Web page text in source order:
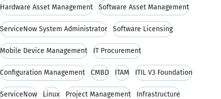
Hardware Asset Management Software Asset Management
ServiceNow System Administrator Software Licensing
Mobile Device Management IT Procurement
Configuration Management CMBD ITAM ITIL V3 Foundation
ServiceNow Linux Project Management Infrastructure